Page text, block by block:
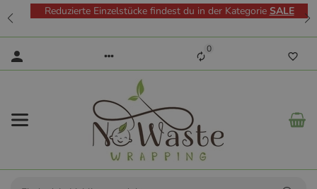
Reduzierte Einzelstücke findest du in der KategorieSALE
0